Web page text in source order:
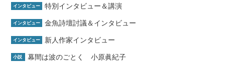
インタビュー 特別インタビュー＆講演
インタビュー 金魚詩壇討議＆インタビュー
インタビュー 新人作家インタビュー
小説 幕間は波のごとく 小原眞紀子